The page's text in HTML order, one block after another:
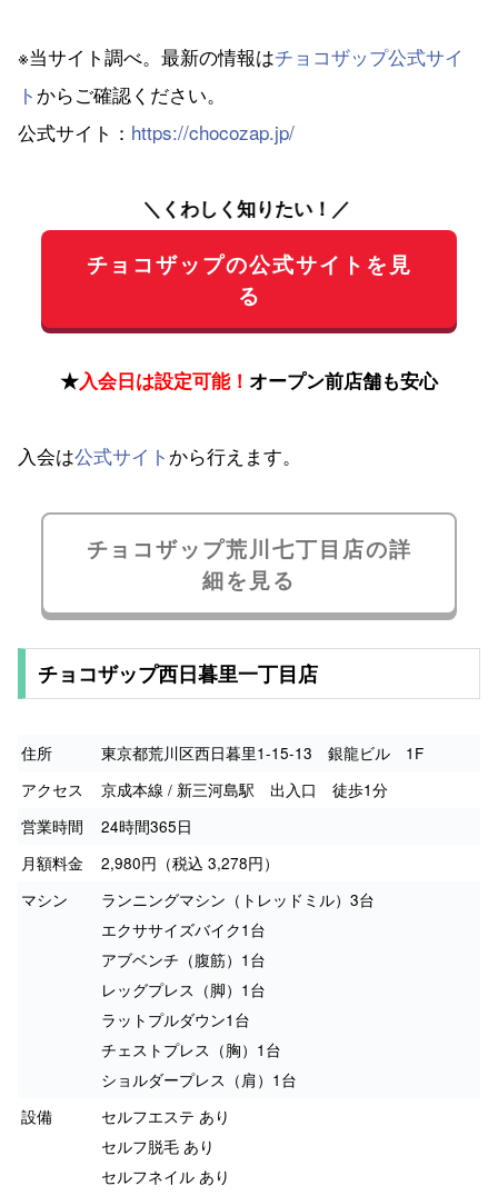
※当サイト調べ。最新の情報はチョコザップ公式サイ
ト からご確認ください。
公式サイト： https://chocozap.jp/
＼くわしく知りたい！／
チョコザップの公式サイトを見
る
★入会日は設定可能！ オープン前店舗も安心
入会は公式サイト から行えます。
チョコザップ荒川七丁目店の詳
細を見る
チョコザップ西日暮里一丁目店
住所
東京都荒川区西日暮里1-15-13 銀龍ビル 1F
アクセス
京成本線 / 新三河島駅 出入口 徒歩1分
営業時間
24時間365日
月額料金
2,980円（税込 3,278円）
マシン
ランニングマシン（トレッドミル）3台
エクササイズバイク1台
アブベンチ（腹筋）1台
レッグプレス（脚）1台
ラットプルダウン1台
チェストプレス（胸）1台
ショルダープレス（肩）1台
設備
セルフエステ あり
セルフ脱毛 あり
セルフネイル あり